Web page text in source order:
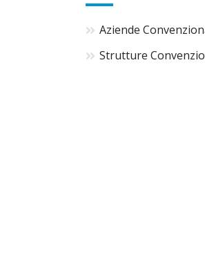
Aziende
Strutture